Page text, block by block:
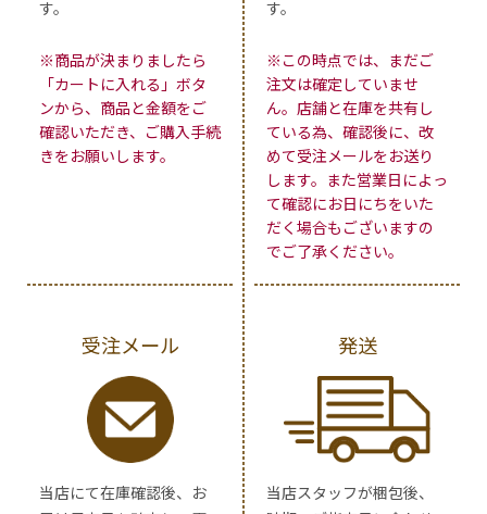
す。
※商品が決まりましたら
「カートに入れる」ボタ
ンから、商品と金額をご
確認いただき、ご購入手続
きをお願いします。
す。
※この時点では、まだご
注文は確定していませ
ん。店舗と在庫を共有し
ている為、確認後に、改
めて受注メールをお送り
します。また営業日によっ
て確認にお日にちをいた
だく場合もございますの
でご了承ください。
受注メール
当店にて在庫確認後、お
発送
当店スタッフが梱包後、